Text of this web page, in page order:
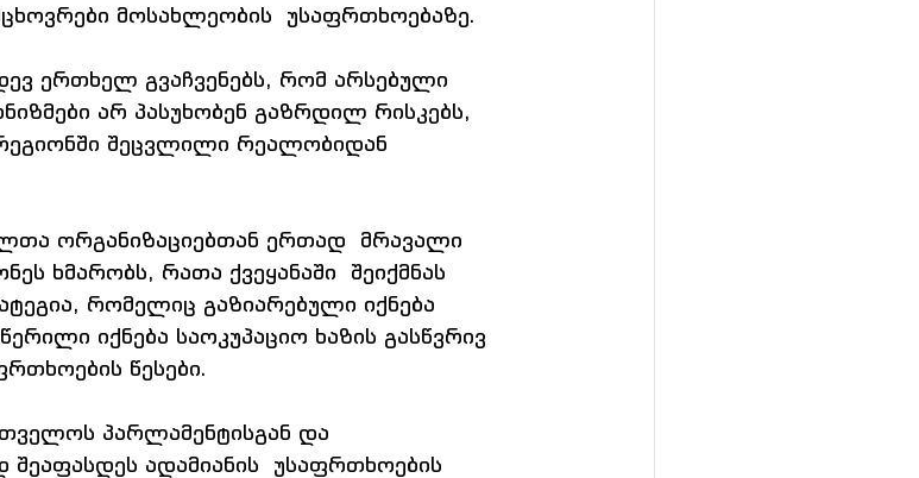
მოსახლეობის  უსაფრთხოებაზე.
ერთხელ გვაჩვენებს, რომ არსებული
არ პასუხობენ გაზრდილ რისკებს,
შეცვლილი რეალობიდან
ორგანიზაციებთან ერთად  მრავალი
ხმარობს, რათა ქვეყანაში  შეიქმნას
რომელიც გაზიარებული იქნება
იქნება საოკუპაციო ხაზის გასწვრივ
წესები.
პარლამენტისგან და
ადამიანის  უსაფრთხოების